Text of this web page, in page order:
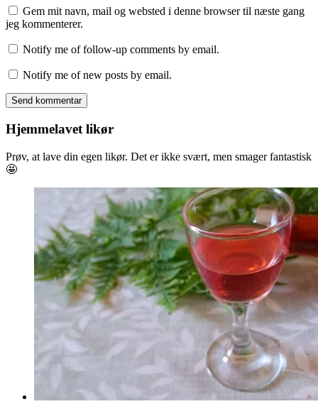
Gem mit navn, mail og websted i denne browser til næste gang
jeg kommenterer.
Notify me of follow-up comments by email.
Notify me of new posts by email.
Hjemmelavet likør
Prøv, at lave din egen likør. Det er ikke svært, men smager fantastisk
🤩